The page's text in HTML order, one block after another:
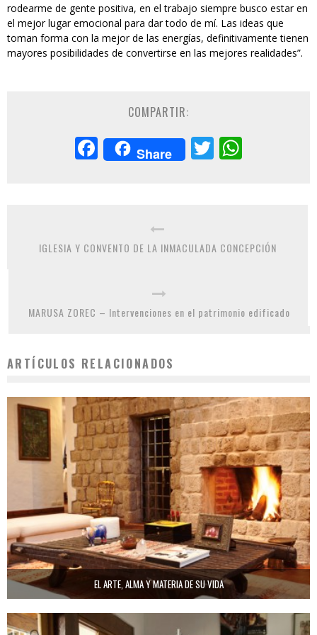
rodearme de gente positiva, en el trabajo siempre busco estar en
el mejor lugar emocional para dar todo de mí. Las ideas que
toman forma con la mejor de las energías, definitivamente tienen
mayores posibilidades de convertirse en las mejores realidades”.
COMPARTIR:
Facebook
Share Twitter
IGLESIA Y CONVENTO DE LA INMACULADA CONCEPCIÓN
MARUSA ZOREC – Intervenciones en el patrimonio edificado
ARTÍCULOS RELACIONADOS
EL ARTE, ALMA Y MATERIA DE SU VIDA